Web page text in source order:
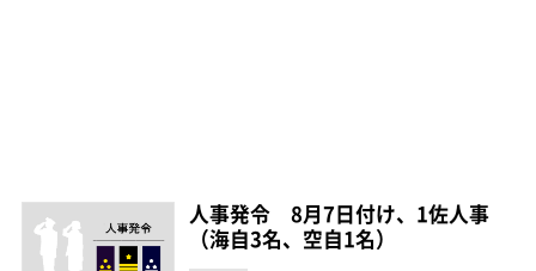
人事発令 8月7日付け、1佐人事
（海自3名、空自1名）